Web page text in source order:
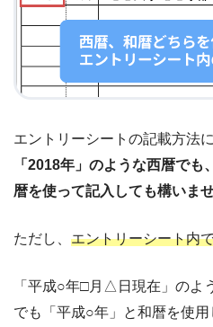
エントリーシートの記載方法
「2018年」のような西暦で
暦を使って記入しても構いませ
ただし、 エントリーシート内
「平成○年□月△日現在」のよ
でも「平成○年」と和暦を使用